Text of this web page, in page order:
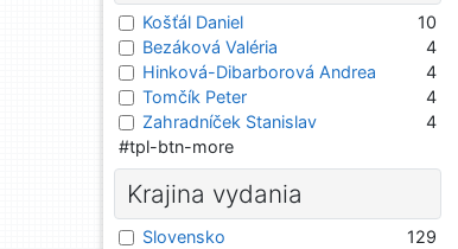
Košťál Daniel
10
Bezáková Valéria
4
Hinková-Dibarborová Andrea
4
Tomčík Peter
4
Zahradníček Stanislav
4
#tpl-btn-more
Krajina vydania
Slovensko
129